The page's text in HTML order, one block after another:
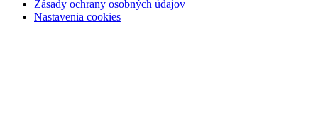
Zásady ochrany osobných údajov
Nastavenia cookies